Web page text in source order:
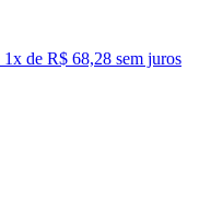
1x de R$ 68,28 sem juros